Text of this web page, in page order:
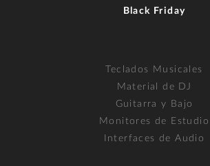
Black Friday
Teclados Musicales
Material de DJ
Guitarra y Bajo
Monitores de Estudio
Interfaces de Audio